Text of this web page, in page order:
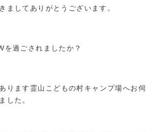
ましてありがとうございます。
を過ごされましたか？
ります霊山こどもの村キャンプ場へお伺
した。